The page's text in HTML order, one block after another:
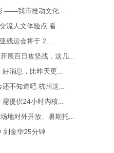
——我市推动文化...
流人文体验点 看...
残运会将于 2...
展百日攻坚战，这几...
消息，比昨天更...
不知道吧 杭州这...
提供24小时内核...
地对外开放、暑期托...
到金华25分钟